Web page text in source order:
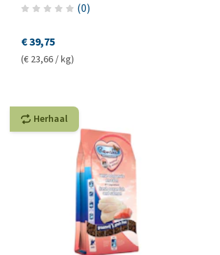
(0)
€ 39,75
(€ 23,66 / kg)
Herhaal